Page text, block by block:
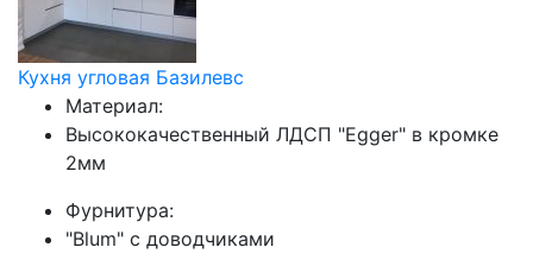
Кухня угловая Базилевс
Материал:
Высококачественный ЛДСП "Egger" в кромке
2мм
Фурнитура:
"Blum" с доводчиками